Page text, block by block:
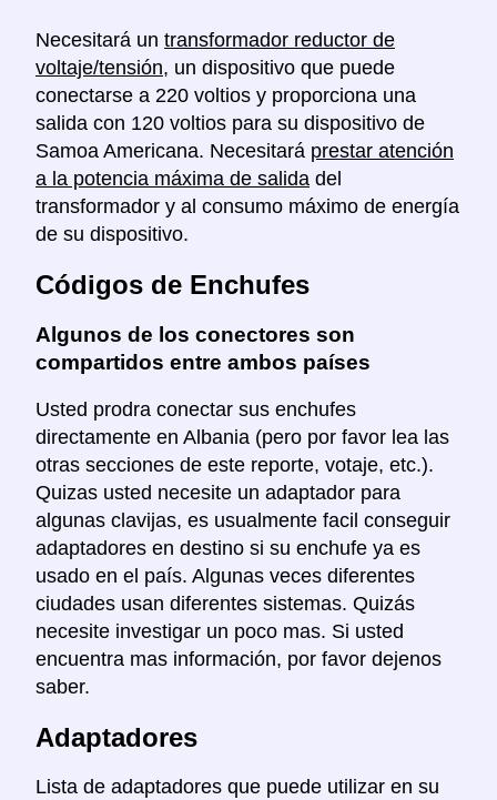
Necesitará un transformador reductor de
voltaje/tensión, un dispositivo que puede
conectarse a 220 voltios y proporciona una
salida con 120 voltios para su dispositivo de
Samoa Americana. Necesitará prestar atención
a la potencia máxima de salida del
transformador y al consumo máximo de energía
de su dispositivo.
Códigos de Enchufes
Algunos de los conectores son
compartidos entre ambos países
Usted prodra conectar sus enchufes
directamente en Albania (pero por favor lea las
otras secciones de este reporte, votaje, etc.).
Quizas usted necesite un adaptador para
algunas clavijas, es usualmente facil conseguir
adaptadores en destino si su enchufe ya es
usado en el país. Algunas veces diferentes
ciudades usan diferentes sistemas. Quizás
necesite investigar un poco mas. Si usted
encuentra mas información, por favor dejenos
saber.
Adaptadores
Lista de adaptadores que puede utilizar en su